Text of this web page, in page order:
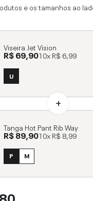
e os tamanhos ao
Viseira Jet Vision
R$ 69,9010xR$ 6,99
U
Tanga Hot Pant Rib Way
R$ 89,9010xR$ 8,99
P M